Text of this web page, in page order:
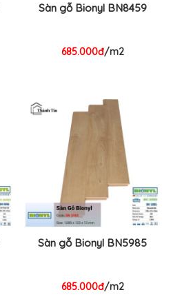
Sàn gỗ Bionyl BN8459
685.000đ/m2
Sàn gỗ Bionyl BN5985
685.000đ/m2